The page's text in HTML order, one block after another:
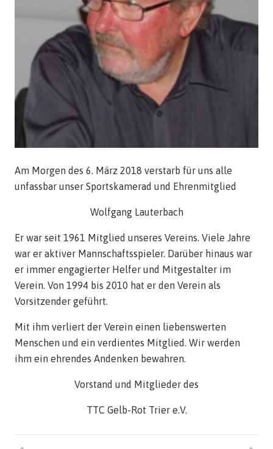
Am Morgen des 6. März 2018 verstarb für uns alle
unfassbar unser Sportskamerad und Ehrenmitglied
Wolfgang Lauterbach
Er war seit 1961 Mitglied unseres Vereins. Viele Jahre
war er aktiver Mannschaftsspieler. Darüber hinaus war
er immer engagierter Helfer und Mitgestalter im
Verein. Von 1994 bis 2010 hat er den Verein als
Vorsitzender geführt.
Mit ihm verliert der Verein einen liebenswerten
Menschen und ein verdientes Mitglied. Wir werden
ihm ein ehrendes Andenken bewahren.
Vorstand und Mitglieder des
TTC Gelb-Rot Trier e.V.